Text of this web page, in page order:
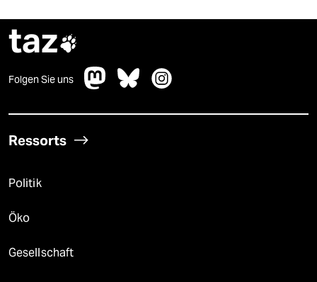
taz
Folgen Sie uns
Ressorts
Politik
Öko
Gesellschaft